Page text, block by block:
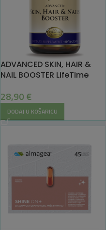
ADVANCED SKIN, HAIR &
NAIL BOOSTER LifeTime
28,90 €
DODAJ U KOŠARICU